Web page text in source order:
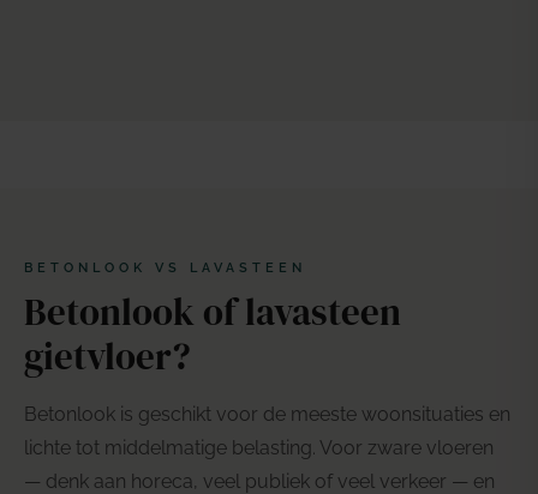
BETONLOOK VS LAVASTEEN
Betonlook of lavasteen
gietvloer?
Betonlook is geschikt voor de meeste woonsituaties en
lichte tot middelmatige belasting. Voor zware vloeren
— denk aan horeca, veel publiek of veel verkeer — en